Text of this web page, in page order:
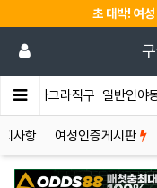
초 대박! 여
비아그라직구 일반인야
사항 여성인증게시판